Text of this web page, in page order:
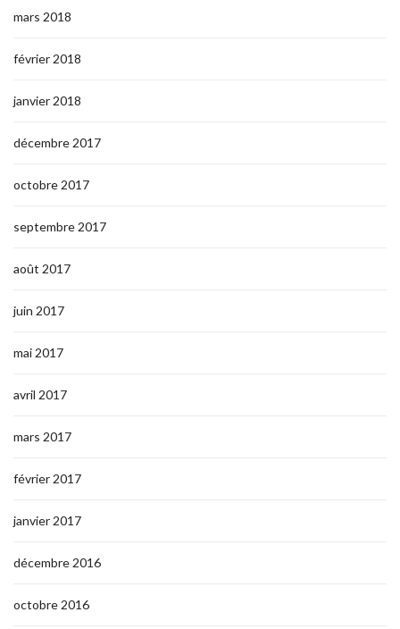
mars 2018
février 2018
janvier 2018
décembre 2017
octobre 2017
septembre 2017
août 2017
juin 2017
mai 2017
avril 2017
mars 2017
février 2017
janvier 2017
décembre 2016
octobre 2016